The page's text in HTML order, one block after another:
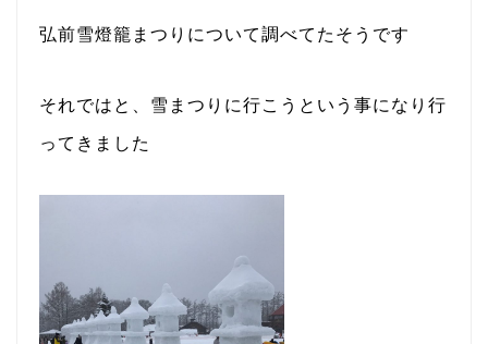
弘前雪燈籠まつりについて調べてたそうです
それではと、雪まつりに行こうという事になり行
ってきました